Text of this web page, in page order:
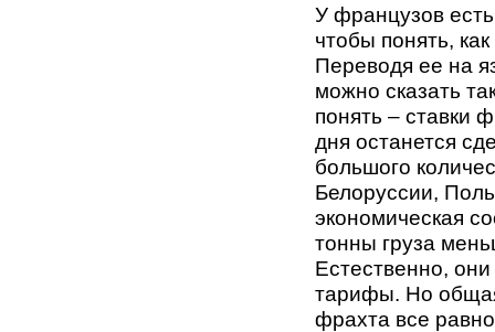
У французов
чтобы понять,
Переводя ее на
можно сказать
понять – ставки
дня останется
большого
Белоруссии,
экономическая
тонны груза
Естественно,
тарифы. Но
фрахта все